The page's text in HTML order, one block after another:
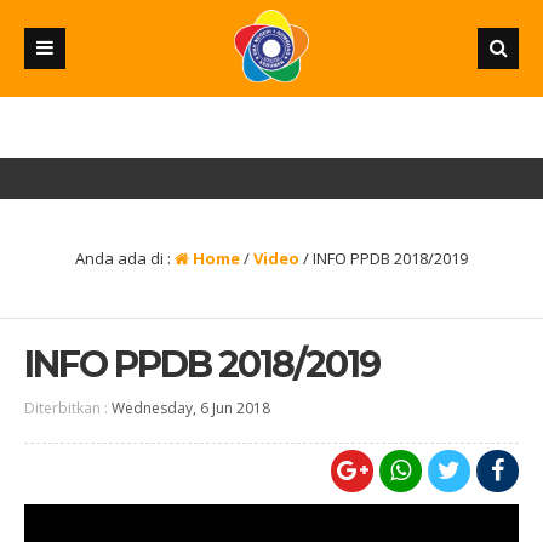
Anda ada di : Home/Video /INFO PPDB 2018/2019
INFO PPDB 2018/2019
Diterbitkan : Wednesday, 6 Jun 2018